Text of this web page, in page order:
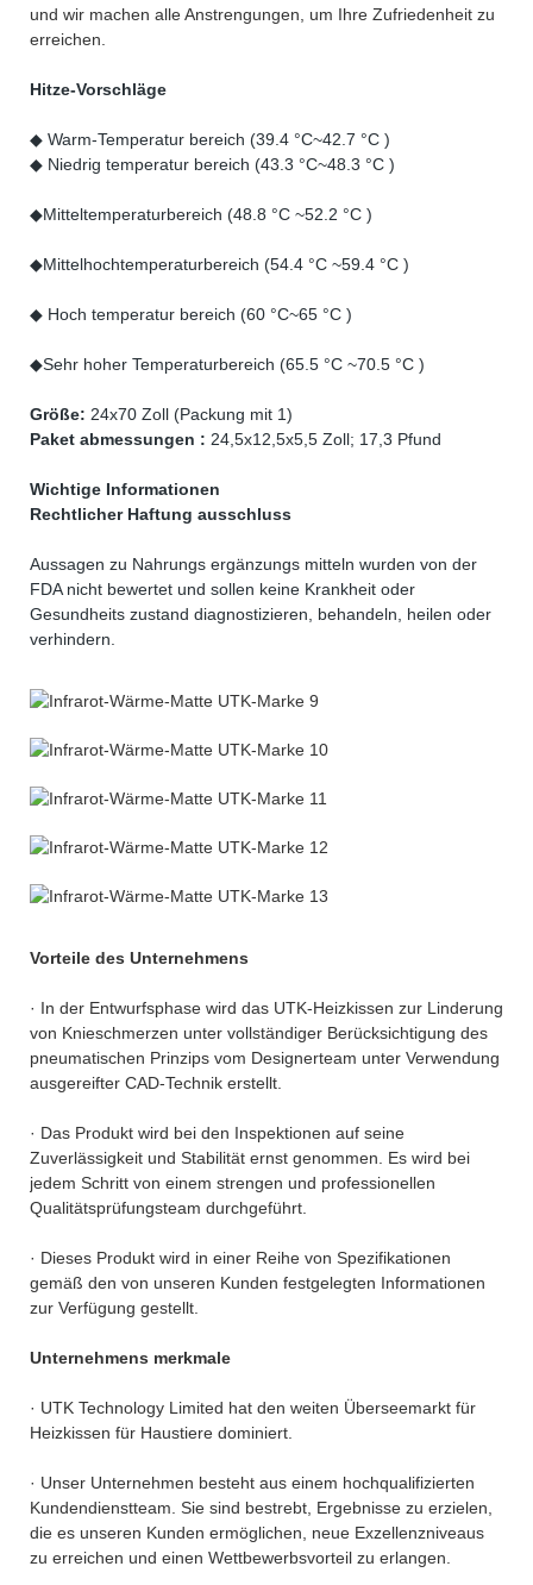
und wir machen alle Anstrengungen, um Ihre Zufriedenheit zu
erreichen.
Hitze-Vorschläge
◆ Warm-Temperatur bereich (39.4 °C~42.7 °C )
◆ Niedrig temperatur bereich (43.3 °C~48.3 °C )
◆Mitteltemperaturbereich (48.8 °C ~52.2 °C )
◆Mittelhochtemperaturbereich (54.4 °C ~59.4 °C )
◆ Hoch temperatur bereich (60 °C~65 °C )
◆Sehr hoher Temperaturbereich (65.5 °C ~70.5 °C )
Größe: 24x70 Zoll (Packung mit 1)
Paket abmessungen : 24,5x12,5x5,5 Zoll; 17,3 Pfund
Wichtige Informationen
Rechtlicher Haftung ausschluss
Aussagen zu Nahrungs ergänzungs mitteln wurden von der
FDA nicht bewertet und sollen keine Krankheit oder
Gesundheits zustand diagnostizieren, behandeln, heilen oder
verhindern.
Vorteile des Unternehmens
· In der Entwurfsphase wird das UTK-Heizkissen zur Linderung
von Knieschmerzen unter vollständiger Berücksichtigung des
pneumatischen Prinzips vom Designerteam unter Verwendung
ausgereifter CAD-Technik erstellt.
· Das Produkt wird bei den Inspektionen auf seine
Zuverlässigkeit und Stabilität ernst genommen. Es wird bei
jedem Schritt von einem strengen und professionellen
Qualitätsprüfungsteam durchgeführt.
· Dieses Produkt wird in einer Reihe von Spezifikationen
gemäß den von unseren Kunden festgelegten Informationen
zur Verfügung gestellt.
Unternehmens merkmale
· UTK Technology Limited hat den weiten Überseemarkt für
Heizkissen für Haustiere dominiert.
· Unser Unternehmen besteht aus einem hochqualifizierten
Kundendienstteam. Sie sind bestrebt, Ergebnisse zu erzielen,
die es unseren Kunden ermöglichen, neue Exzellenzniveaus
zu erreichen und einen Wettbewerbsvorteil zu erlangen.